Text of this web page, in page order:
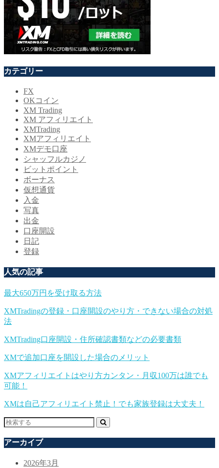
カテゴリー
FX
OKコイン
XM Trading
XM アフィリエイト
XMTrading
XMアフィリエイト
XMデモ口座
シャッフルカジノ
ビットポイント
ボーナス
仮想通貨
入金
写真
出金
口座開設
日記
登録
人気の記事
最大650万円を受け取る方法
XMTradingの登録・口座開設のやり方・できない場合の対処
法
XMTrading口座開設・住所確認書類などの必要書類
XMで追加口座を開設した場合のメリット
XMアフィリエイトはやり方カンタン・月収100万は誰でも
可能！
XMは自己アフィリエイト禁止！でも家族登録は大丈夫！
アーカイブ
2026年3月